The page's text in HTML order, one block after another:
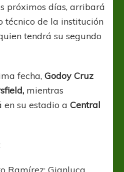
próximos días, arribará
técnico de la institución
tendrá su segundo
fecha,Godoy Cruz
mientras
en su estadio aCentral